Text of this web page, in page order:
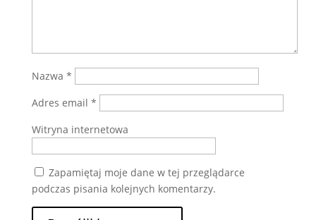
Nazwa *
Adres email *
Witryna internetowa
Zapamiętaj moje dane w tej przeglądarce
podczas pisania kolejnych komentarzy.